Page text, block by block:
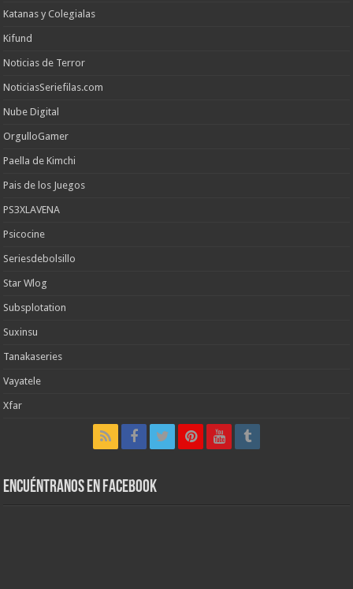
Katanas y Colegialas
Kifund
Noticias de Terror
NoticiasSeriefilas.com
Nube Digital
OrgulloGamer
Paella de Kimchi
Pais de los Juegos
PS3XLAVENA
Psicocine
Seriesdebolsillo
Star Wlog
Subsplotation
Suxinsu
Tanakaseries
Vayatele
Xfar
Encuéntranos en Facebook